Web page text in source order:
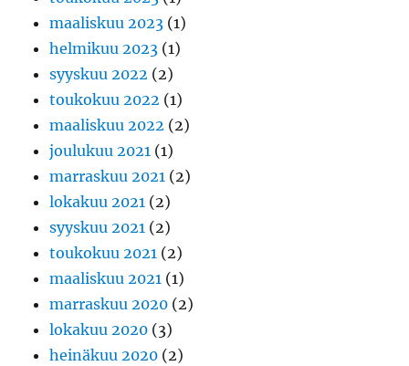
maaliskuu 2023 (1)
helmikuu 2023 (1)
syyskuu 2022 (2)
toukokuu 2022 (1)
maaliskuu 2022 (2)
joulukuu 2021 (1)
marraskuu 2021 (2)
lokakuu 2021 (2)
syyskuu 2021 (2)
toukokuu 2021 (2)
maaliskuu 2021 (1)
marraskuu 2020 (2)
lokakuu 2020 (3)
heinäkuu 2020 (2)